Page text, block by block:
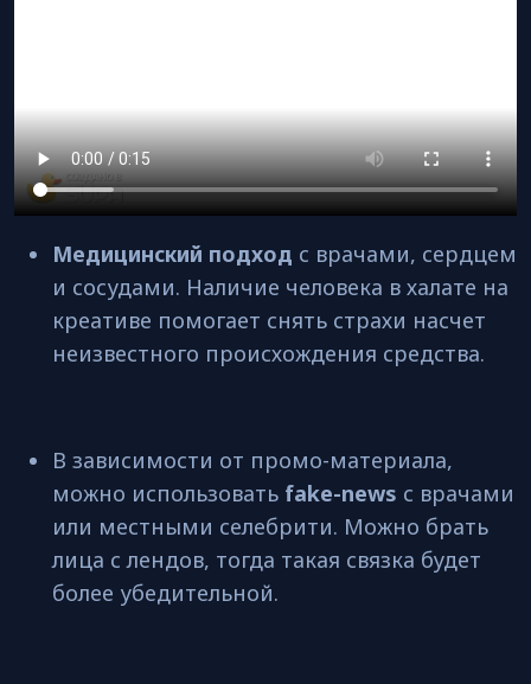
Медицинский подход с врачами, сердцем
и сосудами. Наличие человека в халате на
креативе помогает снять страхи насчет
неизвестного происхождения средства.
В зависимости от промо-материала,
можно использовать fake-news с врачами
или местными селебрити. Можно брать
лица с лендов, тогда такая связка будет
более убедительной.